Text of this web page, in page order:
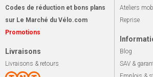
Codes de réduction et bons plans
sur Le Marché du Vélo.com
Promotions
Livraisons
Livraisons & retours
Ateliers
Reprise
Blog
SAV &